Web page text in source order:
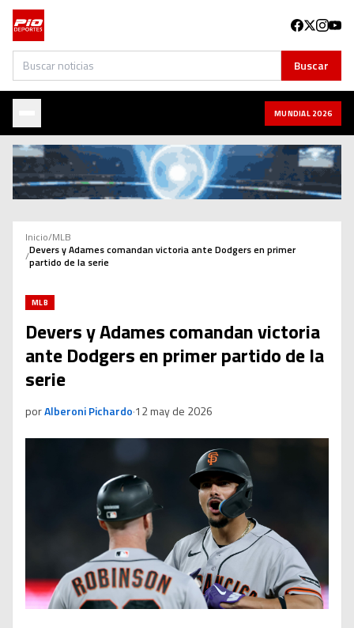
Buscar Buscar
MUNDIAL 2026
Inicio/MLB
/Devers y Adames comandan victoria ante Dodgers en primer
partido de la serie
MLB
Devers y Adames comandan victoria
ante Dodgers en primer partido de la
serie
porAlberoni Pichardo·12 may de 2026